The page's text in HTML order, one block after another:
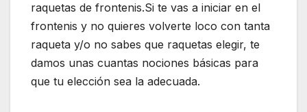
raquetas de frontenis.Si te vas a iniciar en el
frontenis y no quieres volverte loco con tanta
raqueta y/o no sabes que raquetas elegir, te
damos unas cuantas nociones básicas para
que tu elección sea la adecuada.